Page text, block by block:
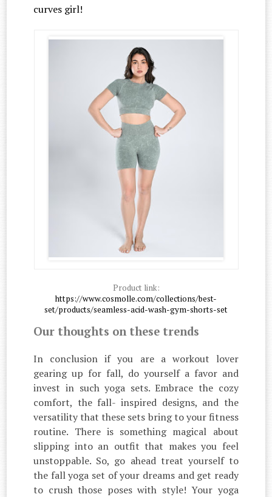
curves girl!
Product link:
https://www.cosmolle.com/collections/best-
set/products/seamless-acid-wash-gym-shorts-set
Our thoughts on these trends
In conclusion if you are a workout lover
gearing up for fall, do yourself a favor and
invest in such yoga sets. Embrace the cozy
comfort, the fall- inspired designs, and the
versatility that these sets bring to your fitness
routine. There is something magical about
slipping into an outfit that makes you feel
unstoppable. So, go ahead treat yourself to
the fall yoga set of your dreams and get ready
to crush those poses with style! Your yoga